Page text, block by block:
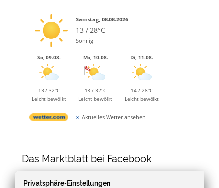
Samstag, 08.08.2026
13 / 28°C
Sonnig
So, 09.08.
13 / 32°C
Leicht bewölkt
Mo, 10.08.
18 / 32°C
Leicht bewölkt
Di, 11.08.
14 / 28°C
Leicht bewölkt
Aktuelles Wetter ansehen
Das Marktblatt bei Facebook
Privatsphäre-Einstellungen